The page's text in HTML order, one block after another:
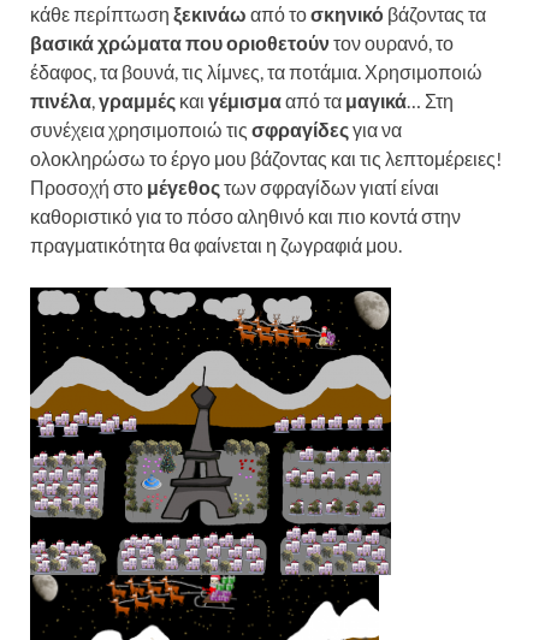
κάθε περίπτωση ξεκινάω από τοσκηνικό βάζοντας τα
βασικά χρώματα που οριοθετούντον ουρανό, το
έδαφος, τα βουνά, τις λίμνες, τα ποτάμια. Χρησιμοποιώ
πινέλα γραμμές και γέμισμααπό τα μαγικά … Στη
συνέχεια χρησιμοποιώ τις σφραγίδεςγια να
ολοκληρώσω το έργο μου βάζοντας και τις λεπτομέρειες!
Προσοχή στο μέγεθοςτων σφραγίδων γιατί είναι
καθοριστικό για το πόσο αληθινό και πιο κοντά στην
πραγματικότητα θα φαίνεται η ζωγραφιά μου.